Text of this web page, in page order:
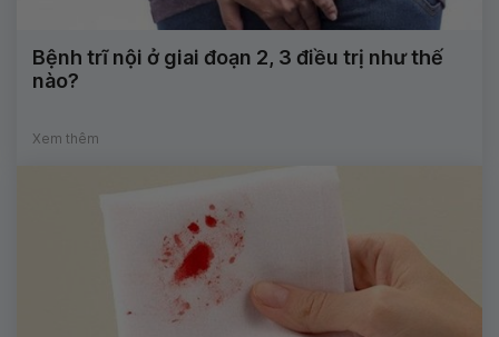
Bệnh trĩ nội ở giai đoạn 2, 3 điều trị như thế
nào?
Xem thêm